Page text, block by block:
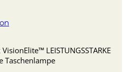
LEISTUNGSSTARKE
Taschenlampe